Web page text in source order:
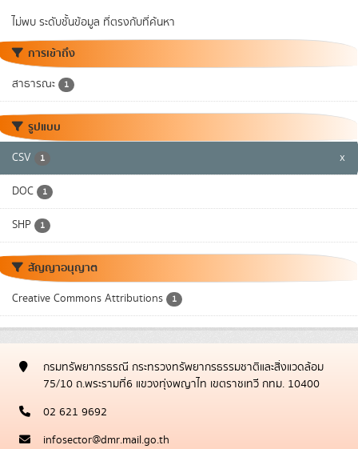
ไม่พบ ระดับชั้นข้อมูล ที่ตรงกับที่ค้นหา
การเข้าถึง
สาธารณะ 1
รูปแบบ
CSV 1 x
DOC 1
SHP 1
สัญญาอนุญาต
Creative Commons Attributions 1
กรมทรัพยากรธรณี กระทรวงทรัพยากรธรรมชาติและสิ่งแวดล้อม
75/10 ถ.พระรามที่6 แขวงทุ่งพญาไท เขตราชเทวี กทม. 10400
02 621 9692
infosector@dmr.mail.go.th